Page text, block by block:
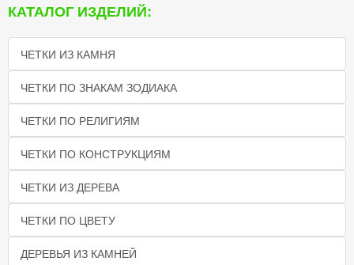
КАТАЛОГ ИЗДЕЛИЙ:
ЧЕТКИ ИЗ КАМНЯ
ЧЕТКИ ПО ЗНАКАМ ЗОДИАКА
ЧЕТКИ ПО РЕЛИГИЯМ
ЧЕТКИ ПО КОНСТРУКЦИЯМ
ЧЕТКИ ИЗ ДЕРЕВА
ЧЕТКИ ПО ЦВЕТУ
ДЕРЕВЬЯ ИЗ КАМНЕЙ